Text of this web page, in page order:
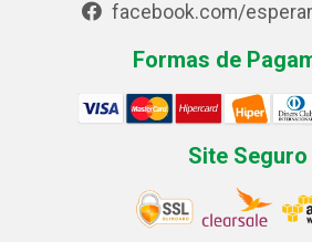
facebook.com/
Formas de
Site Seguro